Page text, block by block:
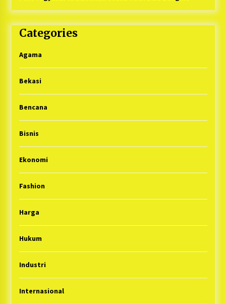
Categories
Agama
Bekasi
Bencana
Bisnis
Ekonomi
Fashion
Harga
Hukum
Industri
Internasional